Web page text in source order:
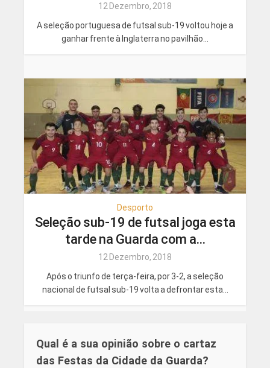
12 Dezembro, 2018
A seleção portuguesa de futsal sub-19 voltou hoje a
ganhar frente à Inglaterra no pavilhão...
Desporto
Seleção sub-19 de futsal joga esta
tarde na Guarda com a...
12 Dezembro, 2018
Após o triunfo de terça-feira, por 3-2, a seleção
nacional de futsal sub-19 volta a defrontar esta...
Qual é a sua opinião sobre o cartaz
das Festas da Cidade da Guarda?